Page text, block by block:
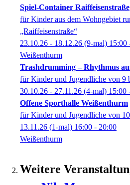
Spiel-Container Raiffeisenstraße
für Kinder aus dem Wohngebiet
„Raiffeisenstraße“
23.10.26 - 18.12.26 (9-mal) 15:00
Weißenthurm
Trashdrumming – Rhythmus
für Kinder und Jugendliche von 9
30.10.26 - 27.11.26 (4-mal) 15:00
Offene Sporthalle Weißenthurm
für Kinder und Jugendliche von
13.11.26 (1-mal) 16:00 - 20:00
Weißenthurm
Weitere